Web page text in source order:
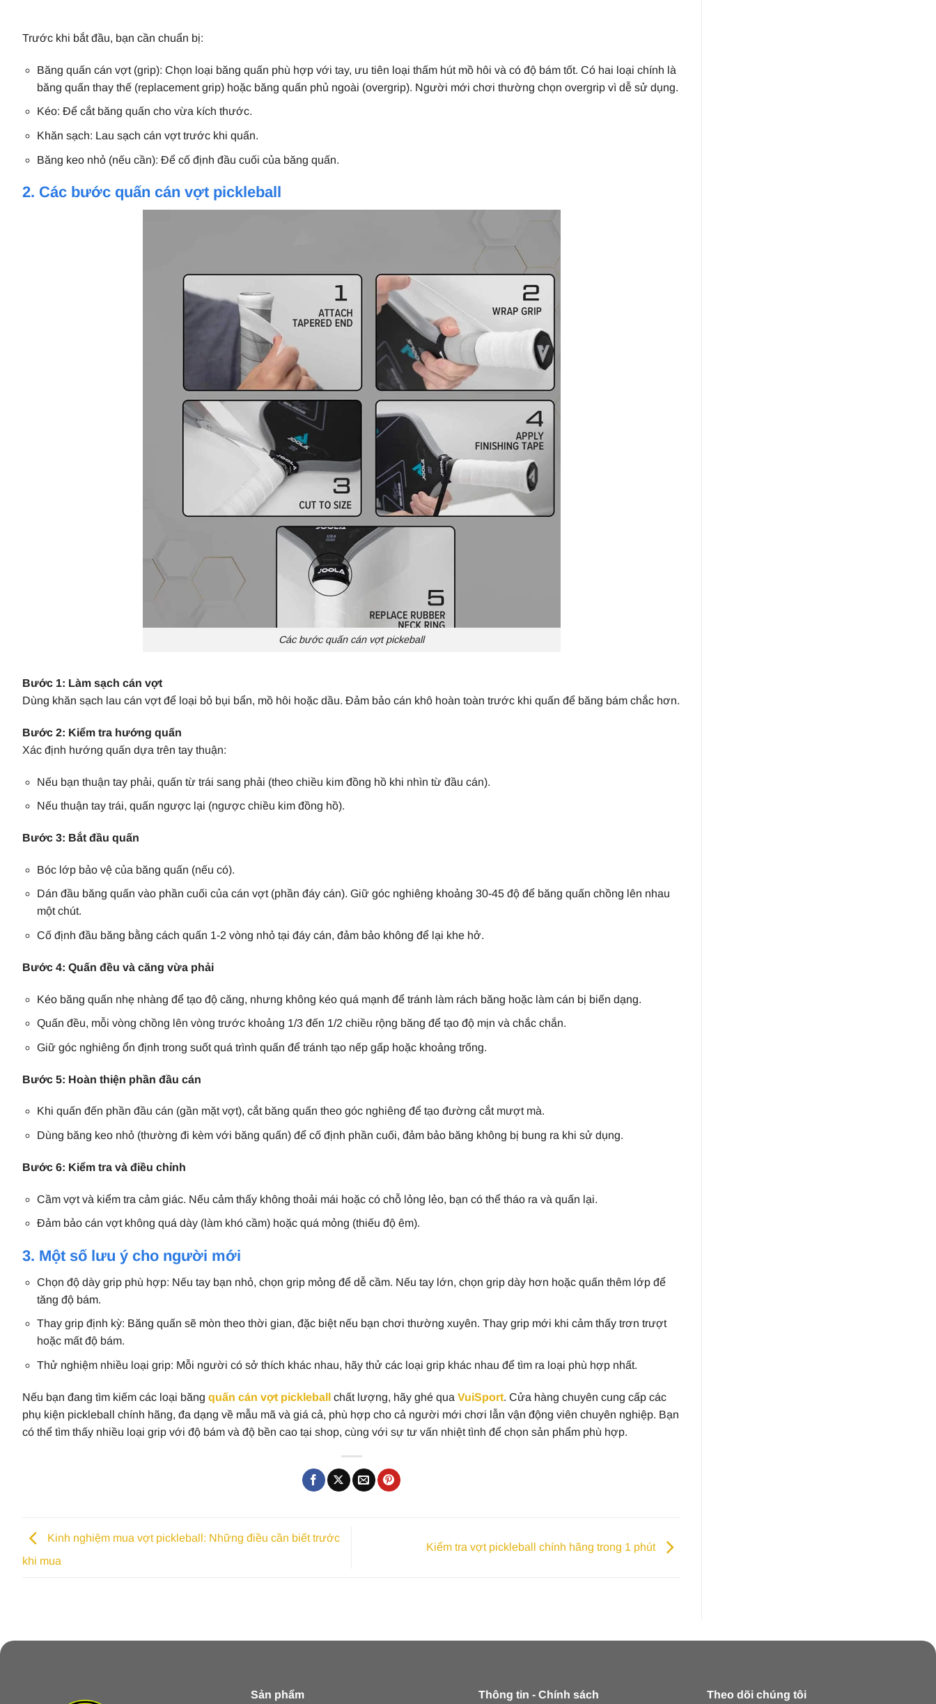
Trước khi bắt đầu, bạn cần chuẩn bị:
Băng quấn cán vợt (grip): Chọn loại băng quấn phù hợp với tay, ưu tiên loại thấm hút mồ hôi và có độ bám tốt. Có hai loại chính là
băng quấn thay thế (replacement grip) hoặc băng quấn phủ ngoài (overgrip). Người mới chơi thường chọn overgrip vì dễ sử dụng.
Kéo: Để cắt băng quấn cho vừa kích thước.
Khăn sạch: Lau sạch cán vợt trước khi quấn.
Băng keo nhỏ (nếu cần): Để cố định đầu cuối của băng quấn.
2. Các bước quấn cán vợt pickleball
Các bước quấn cán vợt pickeball
Bước 1: Làm sạch cán vợt
Dùng khăn sạch lau cán vợt để loại bỏ bụi bẩn, mồ hôi hoặc dầu. Đảm bảo cán khô hoàn toàn trước khi quấn để băng bám chắc hơn.
Bước 2: Kiểm tra hướng quấn
Xác định hướng quấn dựa trên tay thuận:
Nếu bạn thuận tay phải, quấn từ trái sang phải (theo chiều kim đồng hồ khi nhìn từ đầu cán).
Nếu thuận tay trái, quấn ngược lại (ngược chiều kim đồng hồ).
Bước 3: Bắt đầu quấn
Bóc lớp bảo vệ của băng quấn (nếu có).
Dán đầu băng quấn vào phần cuối của cán vợt (phần đáy cán). Giữ góc nghiêng khoảng 30-45 độ để băng quấn chồng lên nhau
một chút.
Cố định đầu băng bằng cách quấn 1-2 vòng nhỏ tại đáy cán, đảm bảo không để lại khe hở.
Bước 4: Quấn đều và căng vừa phải
Kéo băng quấn nhẹ nhàng để tạo độ căng, nhưng không kéo quá mạnh để tránh làm rách băng hoặc làm cán bị biến dạng.
Quấn đều, mỗi vòng chồng lên vòng trước khoảng 1/3 đến 1/2 chiều rộng băng để tạo độ mịn và chắc chắn.
Giữ góc nghiêng ổn định trong suốt quá trình quấn để tránh tạo nếp gấp hoặc khoảng trống.
Bước 5: Hoàn thiện phần đầu cán
Khi quấn đến phần đầu cán (gần mặt vợt), cắt băng quấn theo góc nghiêng để tạo đường cắt mượt mà.
Dùng băng keo nhỏ (thường đi kèm với băng quấn) để cố định phần cuối, đảm bảo băng không bị bung ra khi sử dụng.
Bước 6: Kiểm tra và điều chỉnh
Cầm vợt và kiểm tra cảm giác. Nếu cảm thấy không thoải mái hoặc có chỗ lỏng lẻo, bạn có thể tháo ra và quấn lại.
Đảm bảo cán vợt không quá dày (làm khó cầm) hoặc quá mỏng (thiếu độ êm).
3. Một số lưu ý cho người mới
Chọn độ dày grip phù hợp: Nếu tay bạn nhỏ, chọn grip mỏng để dễ cầm. Nếu tay lớn, chọn grip dày hơn hoặc quấn thêm lớp để
tăng độ bám.
Thay grip định kỳ: Băng quấn sẽ mòn theo thời gian, đặc biệt nếu bạn chơi thường xuyên. Thay grip mới khi cảm thấy trơn trượt
hoặc mất độ bám.
Thử nghiệm nhiều loại grip: Mỗi người có sở thích khác nhau, hãy thử các loại grip khác nhau để tìm ra loại phù hợp nhất.
Nếu bạn đang tìm kiếm các loại băng quấn cán vợt pickleball chất lượng, hãy ghé qua VuiSport. Cửa hàng chuyên cung cấp các
phụ kiện pickleball chính hãng, đa dạng về mẫu mã và giá cả, phù hợp cho cả người mới chơi lẫn vận động viên chuyên nghiệp. Bạn
có thể tìm thấy nhiều loại grip với độ bám và độ bền cao tại shop, cùng với sự tư vấn nhiệt tình để chọn sản phẩm phù hợp.
Kinh nghiệm mua vợt pickleball: Những điều cần biết trước
khi mua
Kiểm tra vợt pickleball chính hãng trong 1 phút
Sản phẩm Thông tin - Chính sách Theo dõi chúng tôi